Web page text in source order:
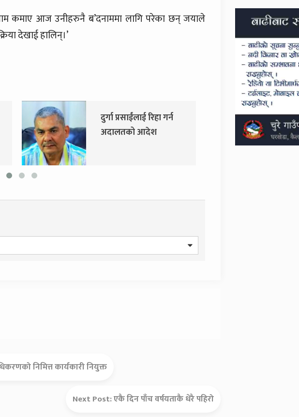
कमाए आज उनीहरुनै ब’दनाममा लागि परेका छन् जयाले
देखाई हालिन्।’
दुर्गा प्रसाईंलाई रिहा गर्न
अदालतको आदेश
एमाले र नेकपाबीच प्रदेश
सरकारमा सहकार्य गर्ने
निमित्त कार्यकारी नियुक्त
Next Post:एकै दिन पाँच वर्षयताकै धेरै पहिरो